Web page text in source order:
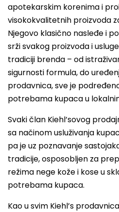
apotekarskim korenima i
visokokvalitetnih proizvoda
Njegovo klasično nasleđe i
srži svakog proizvoda i
tradiciji brenda – od
sigurnosti formula, do
prodavnica, sve je
potrebama kupaca u
Svaki član Kiehl’sovog
sa načinom usluživanja
pa je uz poznavanje
tradicije, osposobljen za
režima nege kože i kose u
potrebama kupaca.
Kao u svim Kiehl’s